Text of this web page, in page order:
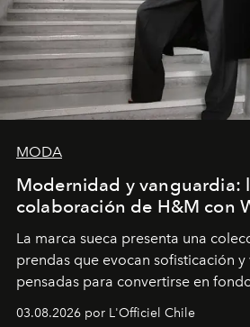
MODA
Modernidad y vanguardia:
colaboración de H&M con
La marca sueca presenta una
prendas que evocan sofisticación
pensadas para convertirse en
Disponible en Chile desde el 6 de
03.08.2026 por L'Officiel Chile